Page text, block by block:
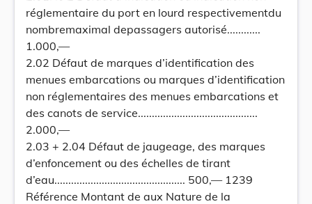
réglementaire du port en lourd respectivementdu
nombremaximal depassagers autorisé............
1.000,—
2.02 Défaut de marques d’identification des
menues embarcations ou marques d’identification
non réglementaires des menues embarcations et
des canots de service...........................................
2.000,—
2.03 + 2.04 Défaut de jaugeage, des marques
d’enfoncement ou des échelles de tirant
d’eau............................................... 500,— 1239
Référence Montant de aux Nature de la